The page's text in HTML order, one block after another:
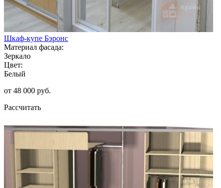
Шкаф-купе Бэронс
Материал фасада:
Зеркало
Цвет:
Белый
от 48 000 руб.
Рассчитать